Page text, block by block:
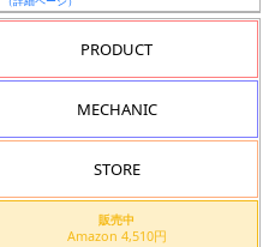
PRODUCT
MECHANIC
STORE
販売中
Amazon 4,510円